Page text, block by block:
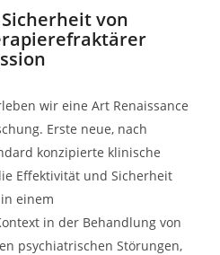
von
wir eine Art Renaissance
Erste neue, nach
konzipierte klinische
Effektivität und Sicherheit
einem
in der Behandlung von
psychiatrischen Störungen,